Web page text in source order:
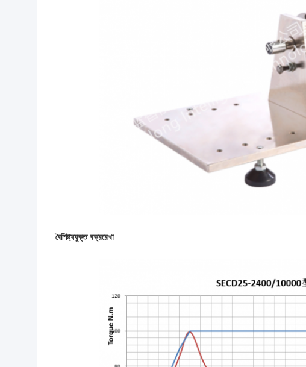
বৈশিষ্ট্যযুক্ত বক্ররেখা